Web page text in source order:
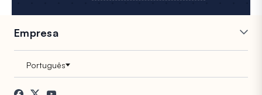
Empresa
Depoimentos
Contato